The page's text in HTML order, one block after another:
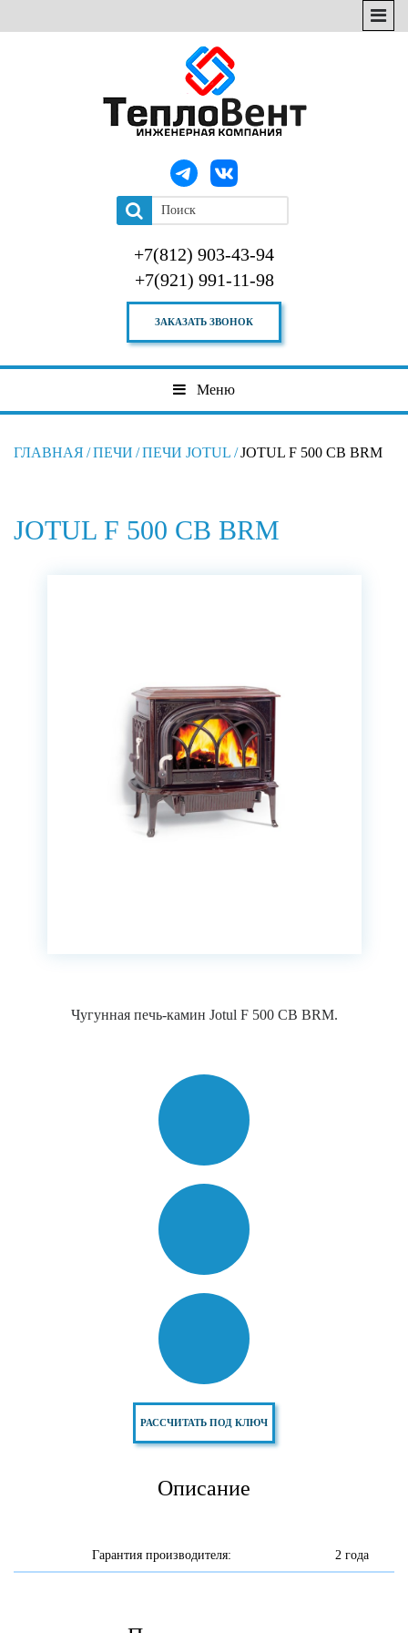
+7(812) 903-43-94
+7(921) 991-11-98
ЗАКАЗАТЬ ЗВОНОК
Меню
ГЛАВНАЯ /ПЕЧИ /ПЕЧИ JOTUL /JOTUL F 500 CB BRM
JOTUL F 500 CB BRM
Чугунная печь-камин Jotul F 500 CB BRM.
РАССЧИТАТЬ ПОД КЛЮЧ
Описание
Гарантия производителя: 2 года